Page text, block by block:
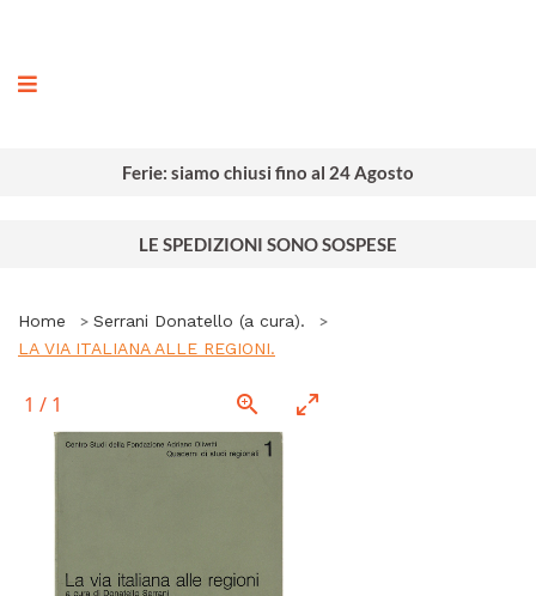
Ferie: siamo chiusi fino al 24 Agosto
LE SPEDIZIONI SONO SOSPESE
Home
Serrani Donatello (a cura).
LA VIA ITALIANA ALLE REGIONI.
1 / 1